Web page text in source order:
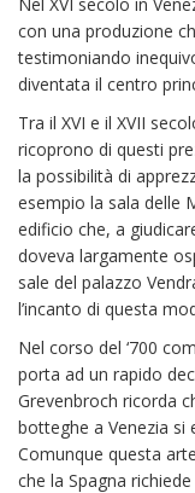
con una produzione
testimoniando
diventata il centro
Tra il XVI e il XVII
ricoprono di questi
la possibilità di
esempio la sala delle
edificio che, a
doveva largamente
sale del palazzo
l’incanto di questa
Nel corso del ‘700
porta ad un rapido
Grevenbroch ricorda
botteghe a Venezia
Comunque questa
che la Spagna